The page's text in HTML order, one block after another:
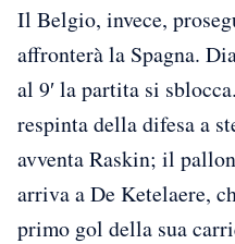
Il Belgio, invece,
affronterà la Spagna.
al 9′ la partita si
respinta della difesa a
avventa Raskin; il
arriva a De Ketelaere,
primo gol della sua